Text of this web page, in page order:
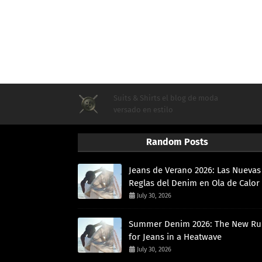
Suits & Shirts el blog de moda
versado en estilo
Random Posts
Jeans de Verano 2026: Las Nuevas
Reglas del Denim en Ola de Calor
July 30, 2026
Summer Denim 2026: The New
for Jeans in a Heatwave
July 30, 2026